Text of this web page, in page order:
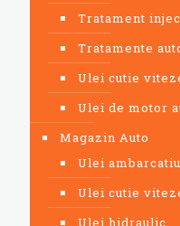
Tratament
Tratamente
Ulei cutie
Ulei de motor
Magazin Auto
Ulei
Ulei cutie
Ulei hidraulic